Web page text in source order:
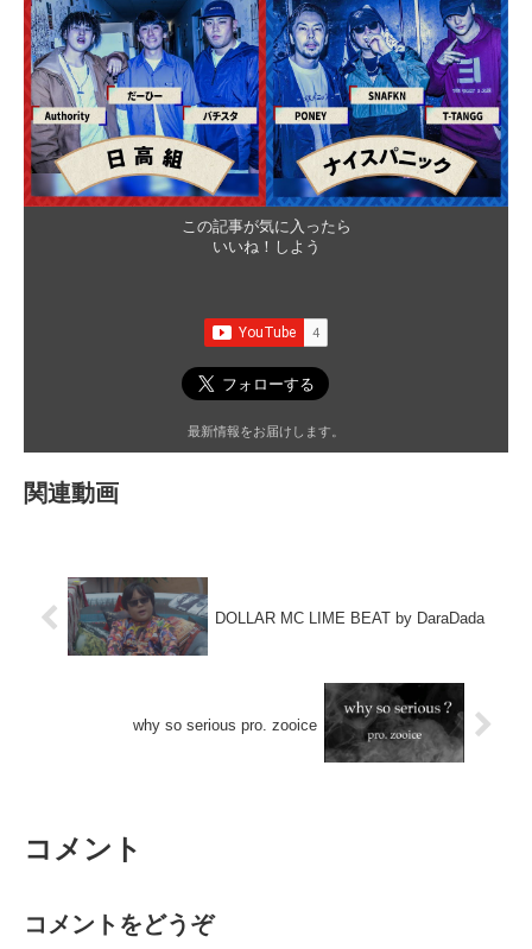
この記事が気に入ったら
いいね！しよう
最新情報をお届けします。
関連動画
DOLLAR MC LIME BEAT by DaraDada
why so serious pro. zooice
コメント
コメントをどうぞ